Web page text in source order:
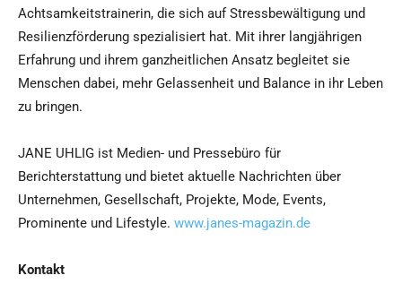
Achtsamkeitstrainerin, die sich auf Stressbewältigung und
Resilienzförderung spezialisiert hat. Mit ihrer langjährigen
Erfahrung und ihrem ganzheitlichen Ansatz begleitet sie
Menschen dabei, mehr Gelassenheit und Balance in ihr Leben
zu bringen.
JANE UHLIG ist Medien- und Pressebüro für
Berichterstattung und bietet aktuelle Nachrichten über
Unternehmen, Gesellschaft, Projekte, Mode, Events,
Prominente und Lifestyle. www.janes-magazin.de
Kontakt